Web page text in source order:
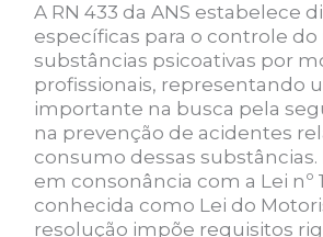
A RN 433 da ANS estabelece
específicas para o controle do
substâncias psicoativas por
profissionais, representando
importante na busca pela
na prevenção de acidentes
consumo dessas
em consonância com a Lei nº
conhecida como Lei do
resolução impõe requisitos